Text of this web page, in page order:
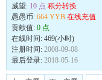
威望: 10 点 积分转换
愚愚币: 664 YYB 在线充值
贡献值: 0 点
在线时间: 469(小时)
注册时间: 2008-09-08
最后登录: 2018-05-16